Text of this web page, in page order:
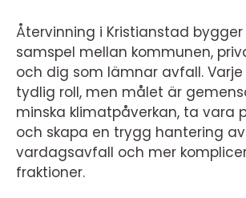
Återvinning i Kristianstad
samspel mellan kommunen,
och dig som lämnar avfall.
tydlig roll, men målet är
minska klimatpåverkan, ta vara
och skapa en trygg hantering
vardagsavfall och mer
fraktioner.